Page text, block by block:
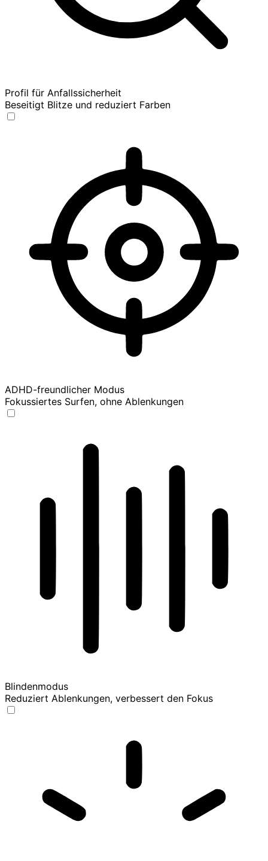
Profil für Anfallssicherheit
Beseitigt Blitze und reduziert Farben
ADHD-freundlicher Modus
Fokussiertes Surfen, ohne Ablenkungen
Blindenmodus
Reduziert Ablenkungen, verbessert den Fokus